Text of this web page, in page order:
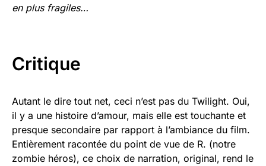
en plus fragiles…
Critique
Autant le dire tout net, ceci n’est pas du Twilight. Oui,
il y a une histoire d’amour, mais elle est touchante et
presque secondaire par rapport à l’ambiance du film.
Entièrement racontée du point de vue de R. (notre
zombie héros), ce choix de narration, original, rend le